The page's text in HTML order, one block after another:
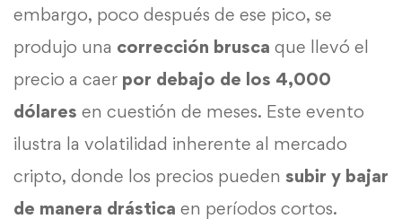
embargo, poco después de ese pico, se
produjo una corrección brusca que llevó el
precio a caer por debajo de los 4,000
dólares en cuestión de meses. Este evento
ilustra la volatilidad inherente al mercado
cripto, donde los precios pueden subir y bajar
de manera drástica en períodos cortos.